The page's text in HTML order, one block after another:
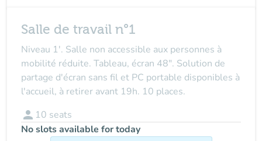
Salle de travail n°1
Niveau 1'. Salle non accessible aux personnes à
mobilité réduite. Tableau, écran 48". Solution de
partage d'écran sans fil et PC portable disponibles à
l'accueil, à retirer avant 19h. 10 places.
person 10 seats
No slots available for today